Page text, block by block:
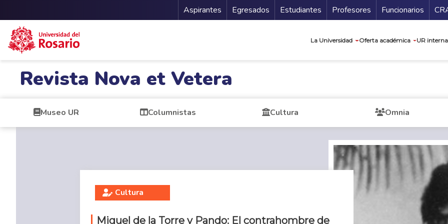
Menu Secundario
Aspirantes Egresados Estudiantes Profesores Funcionarios
La Universidad Oferta académica UR
Revista Nova et Vetera
Museo UR Columnistas Cultura Omnia
Cultura
Miguel de la Torre y Pando: El contrahombre de